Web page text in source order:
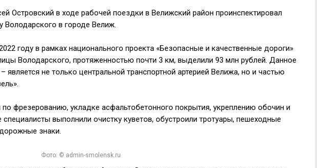
Островский в ходе рабочей поездки в Велижский район проинспектировал
Володарского в городе Велиж.
году в рамках национального проекта «Безопасные и качественные дороги»
Володарского, протяженностью почти 3 км, выделили 93 млн рублей. Данное
не только центральной транспортной артерией Велижа, но и частью
фрезерованию, укладке асфальтобетонного покрытия, укреплению обочин и
выполнили очистку куветов, обустроили тротуары, пешеходные
знаки.
Фото: © admin-smolensk.ru